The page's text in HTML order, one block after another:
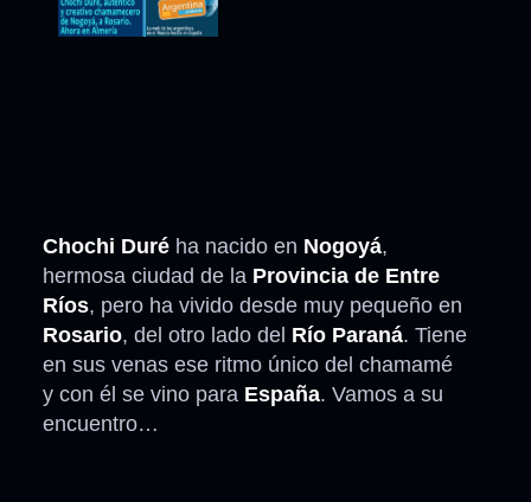
Chochi Duré ha nacido en Nogoyá,
hermosa ciudad de la Provincia de Entre
Ríos, pero ha vivido desde muy pequeño en
Rosario, del otro lado del Río Paraná. Tiene
en sus venas ese ritmo único del chamamé
y con él se vino para España. Vamos a su
encuentro…